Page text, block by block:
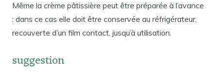
Même la crème pâtissière peut être préparée à l’avance
: dans ce cas elle doit être conservée au réfrigérateur,
recouverte d’un film contact, jusqu’à utilisation.
suggestion